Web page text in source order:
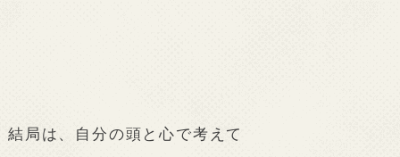
結局は、自分の頭と心で考えて